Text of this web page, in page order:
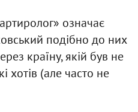
означає
подібно до них
країну, якій був не
хотів (але часто не